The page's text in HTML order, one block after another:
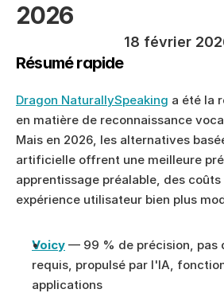
2026
18 février
Résumé rapide
Dragon NaturallySpeaking a été la
en matière de reconnaissance
Mais en 2026, les alternatives
artificielle offrent une meilleure
apprentissage préalable, des
expérience utilisateur bien plus
Voicy — 99 % de précision, pas
requis, propulsé par l'IA,
applications